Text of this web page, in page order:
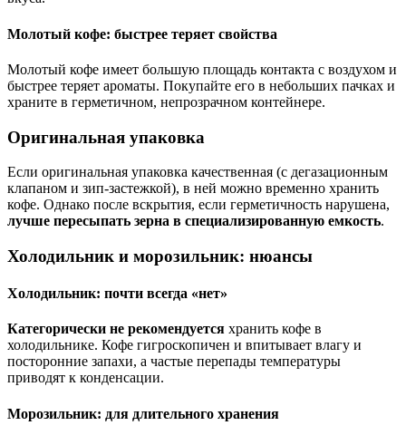
Молотый кофе: быстрее теряет свойства
Молотый кофе имеет большую площадь контакта с воздухом и
быстрее теряет ароматы. Покупайте его в небольших пачках и
храните в герметичном, непрозрачном контейнере.
Оригинальная упаковка
Если оригинальная упаковка качественная (с дегазационным
клапаном и зип-застежкой), в ней можно временно хранить
кофе. Однако после вскрытия, если герметичность нарушена,
лучше пересыпать зерна в специализированную емкость.
Холодильник и морозильник: нюансы
Холодильник: почти всегда «нет»
Категорически не рекомендуется хранить кофе в
холодильнике. Кофе гигроскопичен и впитывает влагу и
посторонние запахи, а частые перепады температуры
приводят к конденсации.
Морозильник: для длительного хранения